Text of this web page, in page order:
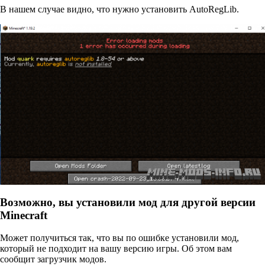
В нашем случае видно, что нужно установить AutoRegLib.
Возможно, вы установили мод для другой версии
Minecraft
Может получиться так, что вы по ошибке установили мод,
который не подходит на вашу версию игры. Об этом вам
сообщит загрузчик модов.